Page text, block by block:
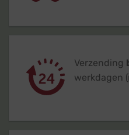
Verzending
werkdagen